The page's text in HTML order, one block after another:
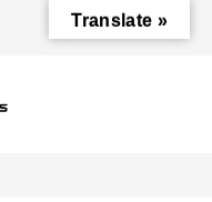
Translate »